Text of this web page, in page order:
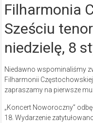
Filharmonia
Sześciu
niedzielę, 8
Niedawno wspominaliśmy
Filharmonii
zapraszamy na pierwsze
„Koncert Noworoczny”
18. Wydarzenie